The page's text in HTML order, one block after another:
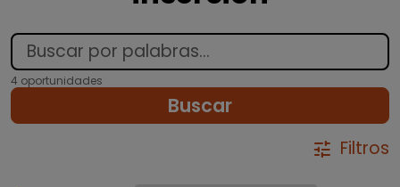
4 oportunidades
Buscar
tune Filtros